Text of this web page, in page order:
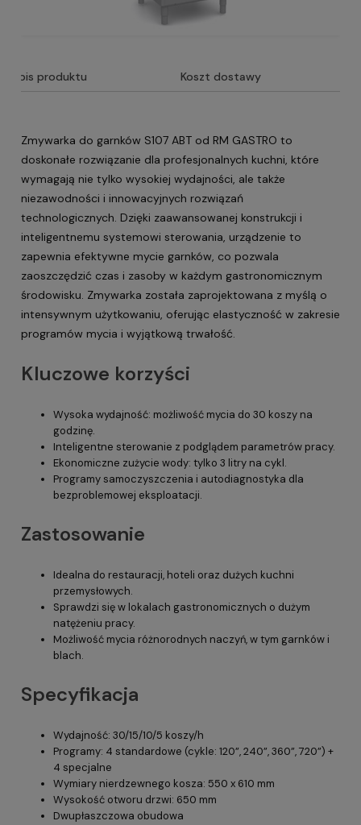
Opis produktu Koszt dostawy
Zmywarka do garnków S107 ABT od RM GASTRO to
doskonałe rozwiązanie dla profesjonalnych kuchni, które
wymagają nie tylko wysokiej wydajności, ale także
niezawodności i innowacyjnych rozwiązań
technologicznych. Dzięki zaawansowanej konstrukcji i
inteligentnemu systemowi sterowania, urządzenie to
zapewnia efektywne mycie garnków, co pozwala
zaoszczędzić czas i zasoby w każdym gastronomicznym
środowisku. Zmywarka została zaprojektowana z myślą o
intensywnym użytkowaniu, oferując elastyczność w zakresie
programów mycia i wyjątkową trwałość.
Kluczowe korzyści
Wysoka wydajność: możliwość mycia do 30 koszy na
godzinę.
Inteligentne sterowanie z podglądem parametrów pracy.
Ekonomiczne zużycie wody: tylko 3 litry na cykl.
Programy samoczyszczenia i autodiagnostyka dla
bezproblemowej eksploatacji.
Zastosowanie
Idealna do restauracji, hoteli oraz dużych kuchni
przemysłowych.
Sprawdzi się w lokalach gastronomicznych o dużym
natężeniu pracy.
Możliwość mycia różnorodnych naczyń, w tym garnków i
blach.
Specyfikacja
Wydajność: 30/15/10/5 koszy/h
Programy: 4 standardowe (cykle: 120”, 240”, 360”, 720”) +
4 specjalne
Wymiary nierdzewnego kosza: 550 x 610 mm
Wysokość otworu drzwi: 650 mm
Dwupłaszczowa obudowa